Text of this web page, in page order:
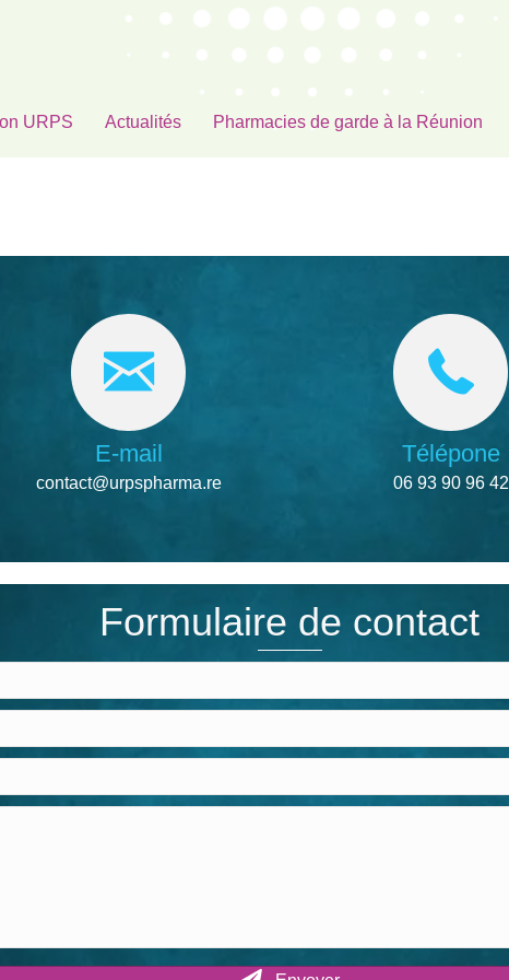
URPS Actualités Pharmacies de garde à la Réunion
E-mail
contact@urpspharma.re
Télépone
06 93 90 96 42
Formulaire de contact